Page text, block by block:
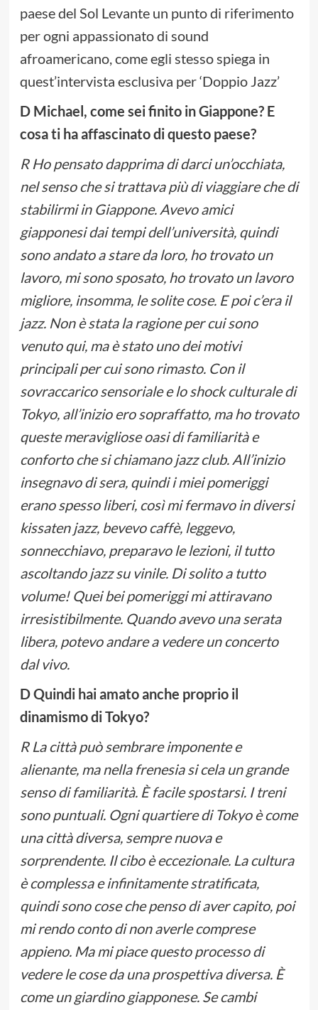
paese del Sol Levante un punto di riferimento
per ogni appassionato di sound
afroamericano, come egli stesso spiega in
quest’intervista esclusiva per ‘Doppio Jazz’
D Michael, come sei finito in Giappone? E
cosa ti ha affascinato di questo paese?
R Ho pensato dapprima di darci un’occhiata,
nel senso che si trattava più di viaggiare che di
stabilirmi in Giappone. Avevo amici
giapponesi dai tempi dell’università, quindi
sono andato a stare da loro, ho trovato un
lavoro, mi sono sposato, ho trovato un lavoro
migliore, insomma, le solite cose. E poi c’era il
jazz. Non è stata la ragione per cui sono
venuto qui, ma è stato uno dei motivi
principali per cui sono rimasto. Con il
sovraccarico sensoriale e lo shock culturale di
Tokyo, all’inizio ero sopraffatto, ma ho trovato
queste meravigliose oasi di familiarità e
conforto che si chiamano jazz club. All’inizio
insegnavo di sera, quindi i miei pomeriggi
erano spesso liberi, così mi fermavo in diversi
kissaten jazz, bevevo caffè, leggevo,
sonnecchiavo, preparavo le lezioni, il tutto
ascoltando jazz su vinile. Di solito a tutto
volume! Quei bei pomeriggi mi attiravano
irresistibilmente. Quando avevo una serata
libera, potevo andare a vedere un concerto
dal vivo.
D Quindi hai amato anche proprio il
dinamismo di Tokyo?
R La città può sembrare imponente e
alienante, ma nella frenesia si cela un grande
senso di familiarità. È facile spostarsi. I treni
sono puntuali. Ogni quartiere di Tokyo è come
una città diversa, sempre nuova e
sorprendente. Il cibo è eccezionale. La cultura
è complessa e infinitamente stratificata,
quindi sono cose che penso di aver capito, poi
mi rendo conto di non averle comprese
appieno. Ma mi piace questo processo di
vedere le cose da una prospettiva diversa. È
come un giardino giapponese. Se cambi